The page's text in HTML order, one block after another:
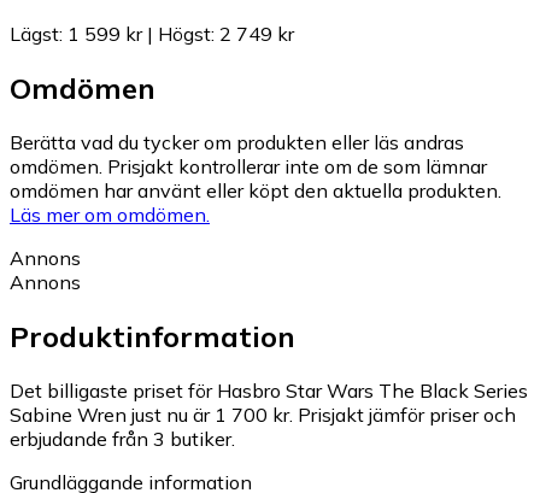
Lägst: 1 599 kr| Högst: 2 749 kr
Omdömen
Berätta vad du tycker om produkten eller läs andras
omdömen. Prisjakt kontrollerar inte om de som lämnar
omdömen har använt eller köpt den aktuella produkten.
Läs mer om omdömen.
Annons
Annons
Produktinformation
Det billigaste priset för Hasbro Star Wars The Black Series
Sabine Wren just nu är 1 700 kr. Prisjakt jämför priser och
erbjudande från 3 butiker.
Grundläggande information